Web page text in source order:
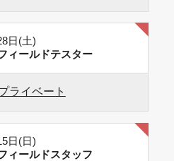
日(土)
ィールドテスター
ライベート
日(日)
ィールドスタッフ